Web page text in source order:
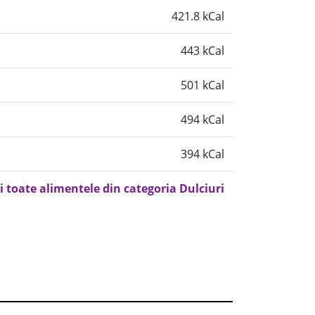
421.8 kCal
443 kCal
501 kCal
494 kCal
394 kCal
toate alimentele din categoria Dulciuri